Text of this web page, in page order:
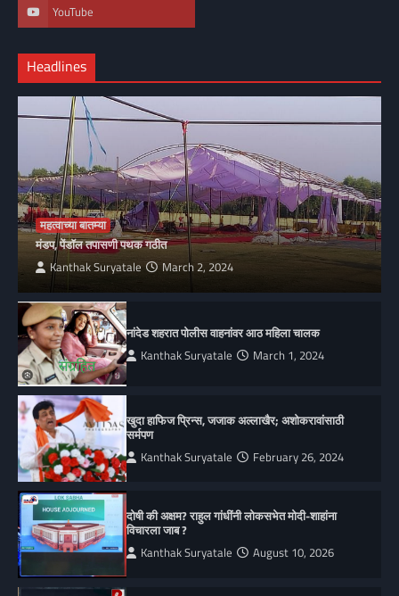
YouTube
Headlines
महत्वाच्या बातम्या
मंडप, पेंडॉल तपासणी पथक गठीत
Kanthak Suryatale March 2, 2024
नांदेड शहरात पोलीस वाहनांवर आठ महिला चालक
Kanthak Suryatale March 1, 2024
खुदा हाफिज प्रिन्स, जजाक अल्लाखैर; अशोकरावांसाठी
सर्मपण
Kanthak Suryatale February 26, 2024
दोषी की अक्षम? राहुल गांधींनी लोकसभेत मोदी-शाहांना
विचारला जाब ?
Kanthak Suryatale August 10, 2026